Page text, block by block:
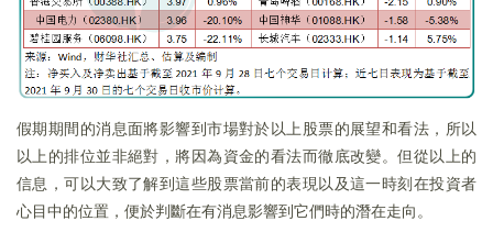
假期期間的消息面將影響到市場對於以上股票的展望和看法，所以
以上的排位並非絕對，將因為資金的看法而徹底改變。但從以上的
信息，可以大致了解到這些股票當前的表現以及這一時刻在投資者
心目中的位置，便於判斷在有消息影響到它們時的潛在走向。